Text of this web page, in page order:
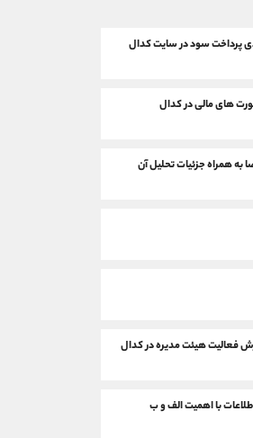
پرداخت سود در سایت کدال
های مالی در کدال
همراه جزئیات تحلیل آن
فعالیت هیئت مدیره در کدال
با اهمیت الف و ب